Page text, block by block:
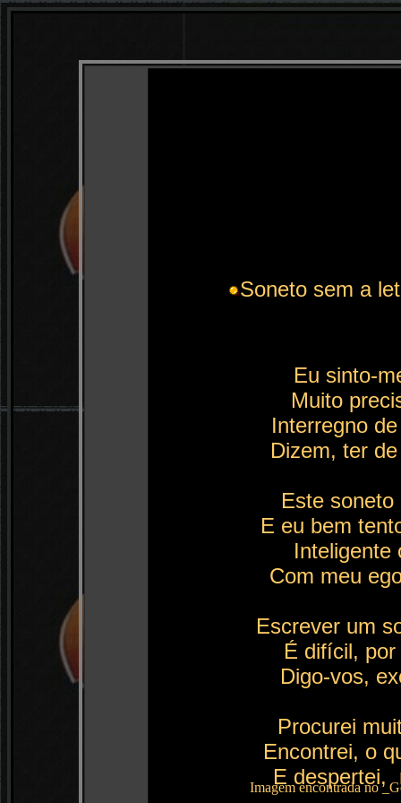
Soneto sem a
Eu sinto-
Muito
Interregno
Dizem, ter
Este
E eu bem
Inteligente
Com meu
Escrever um
É difícil,
Digo-vos,
Procurei
Encontrei, o
E despertei,
Imagem encontrada no